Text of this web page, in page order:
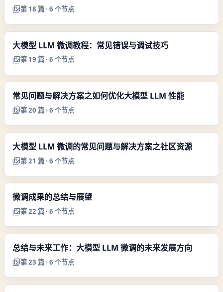
第 18 篇 · 6 个节点
大模型 LLM 微调教程：常见错误与调试技巧
第 19 篇 · 6 个节点
常见问题与解决方案之如何优化大模型 LLM 性能
第20 篇 · 6 个节点
大模型 LLM 微调的常见问题与解决方案之社区资源
第21 篇 · 6 个节点
微调成果的总结与展望
第22 篇 · 6 个节点
总结与未来工作：大模型 LLM 微调的未来发展方向
第23 篇 · 6 个节点